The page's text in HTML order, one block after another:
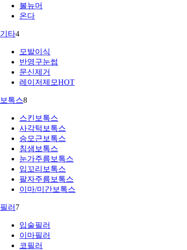
볼뉴머
온다
기타4
모발이식
반영구눈썹
문신제거
레이저제모HOT
보톡스8
스킨보톡스
사각턱보톡스
승모근보톡스
침샘보톡스
눈가주름보톡스
입꼬리보톡스
팔자주름보톡스
이마/미간보톡스
필러 7
입술필러
이마필러
코필러